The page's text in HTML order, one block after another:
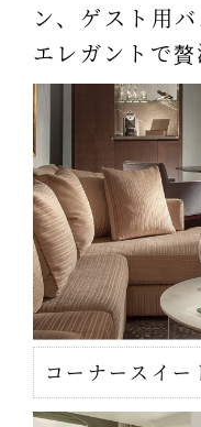
ン、ゲスト用
エレガントで贅
コーナースイー